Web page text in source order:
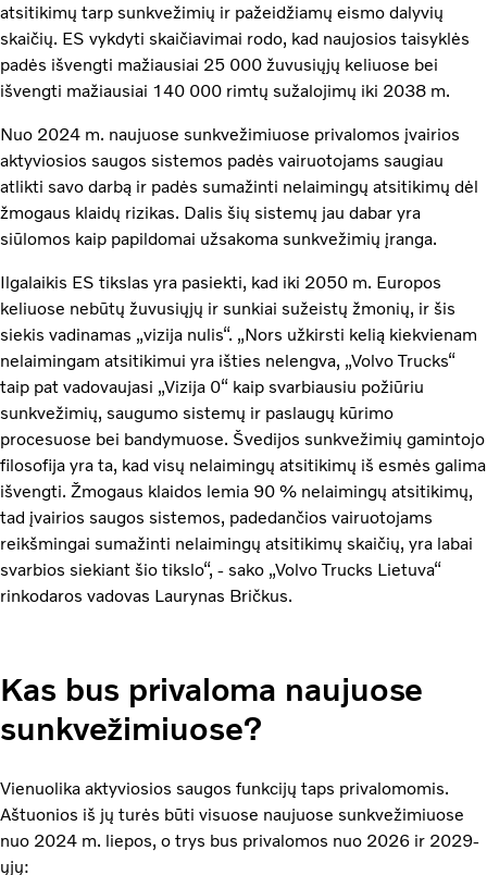
atsitikimų tarp sunkvežimių ir pažeidžiamų eismo dalyvių
skaičių. ES vykdyti skaičiavimai rodo, kad naujosios taisyklės
padės išvengti mažiausiai 25 000 žuvusiųjų keliuose bei
išvengti mažiausiai 140 000 rimtų sužalojimų iki 2038 m.
Nuo 2024 m. naujuose sunkvežimiuose privalomos įvairios
aktyviosios saugos sistemos padės vairuotojams saugiau
atlikti savo darbą ir padės sumažinti nelaimingų atsitikimų dėl
žmogaus klaidų rizikas. Dalis šių sistemų jau dabar yra
siūlomos kaip papildomai užsakoma sunkvežimių įranga.
Ilgalaikis ES tikslas yra pasiekti, kad iki 2050 m. Europos
keliuose nebūtų žuvusiųjų ir sunkiai sužeistų žmonių, ir šis
siekis vadinamas „vizija nulis“. „Nors užkirsti kelią kiekvienam
nelaimingam atsitikimui yra išties nelengva, „Volvo Trucks“
taip pat vadovaujasi „Vizija 0“ kaip svarbiausiu požiūriu
sunkvežimių, saugumo sistemų ir paslaugų kūrimo
procesuose bei bandymuose. Švedijos sunkvežimių gamintojo
filosofija yra ta, kad visų nelaimingų atsitikimų iš esmės galima
išvengti. Žmogaus klaidos lemia 90 % nelaimingų atsitikimų,
tad įvairios saugos sistemos, padedančios vairuotojams
reikšmingai sumažinti nelaimingų atsitikimų skaičių, yra labai
svarbios siekiant šio tikslo“, - sako „Volvo Trucks Lietuva“
rinkodaros vadovas Laurynas Bričkus.
Kas bus privaloma naujuose
sunkvežimiuose?
Vienuolika aktyviosios saugos funkcijų taps privalomomis.
Aštuonios iš jų turės būti visuose naujuose sunkvežimiuose
nuo 2024 m. liepos, o trys bus privalomos nuo 2026 ir 2029-
ųjų: